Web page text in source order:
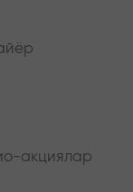
акциялар